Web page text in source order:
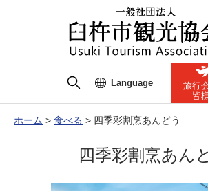
Language
旅行
皆
ホーム > 食べる > 四季彩割烹あんどう
四季彩割烹あん